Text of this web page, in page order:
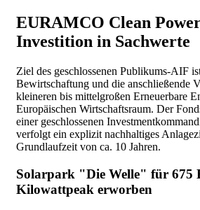
EURAMCO Clean
Investition in Sachwerte
Ziel des geschlossenen Publikums-AIF
Bewirtschaftung und die anschließende
kleineren bis mittelgroßen Erneuerbare
Europäischen Wirtschaftsraum. Der
einer geschlossenen
verfolgt einexplizitnachhaltiges
Grundlaufzeit von ca. 10 Jahren.
Solarpark "Die Welle" für 675
Kilowattpeak erworben